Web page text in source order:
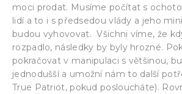
moci prodat. Musíme počítat s
lidí a to i s předsedou vlády a jeho
budou vyhovovat. Všichni víme, že
rozpadlo, následky by byly hrozné.
pokračovat v manipulaci s většinou,
jednodušší a umožní nám to další
True Patriot, pokud posloucháte).